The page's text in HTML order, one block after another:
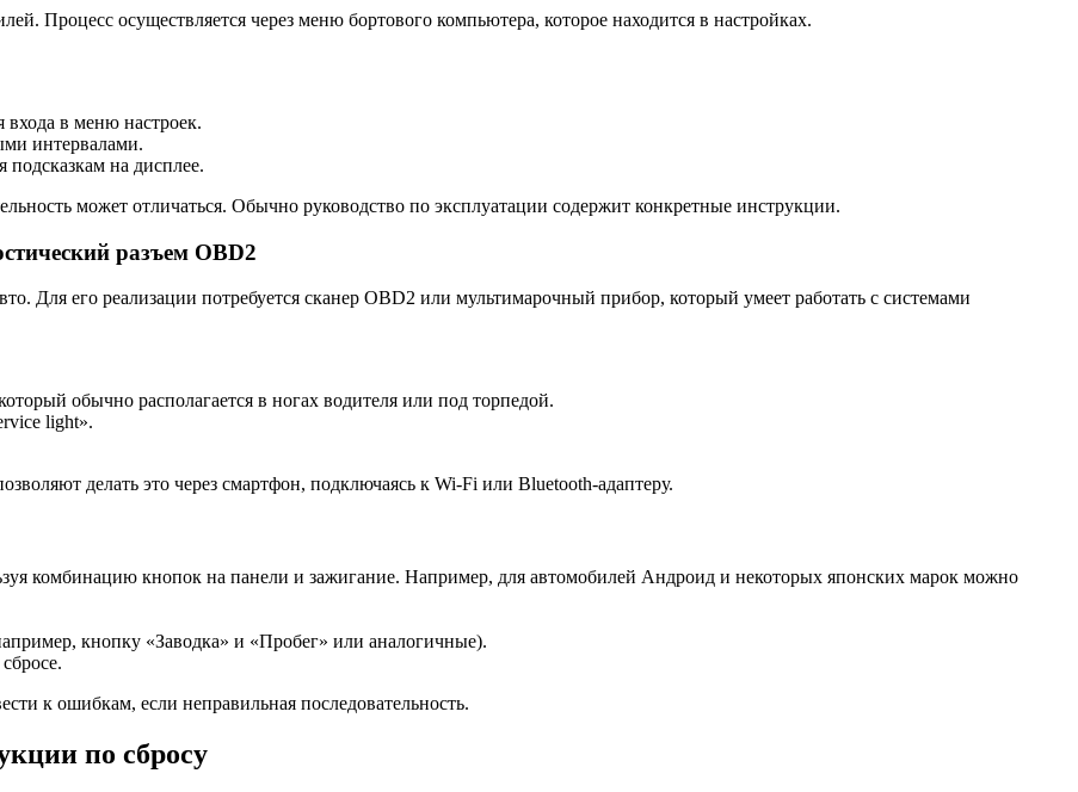
Процесс осуществляется через меню бортового компьютера, которое находится в настройках.
входа в меню настроек.
интервалами.
на дисплее.
может отличаться. Обычно руководство по эксплуатации содержит конкретные инструкции.
разъем OBD2
Для его реализации потребуется сканер OBD2 или мультимарочный прибор, который умеет работать с системами
обычно располагается в ногах водителя или под торпедой.
light».
делать это через смартфон, подключаясь к Wi-Fi или Bluetooth-адаптеру.
комбинацию кнопок на панели и зажигание. Например, для автомобилей Андроид и некоторых японских марок можно
кнопку «Заводка» и «Пробег» или аналогичные).
к ошибкам, если неправильная последовательность.
по сбросу